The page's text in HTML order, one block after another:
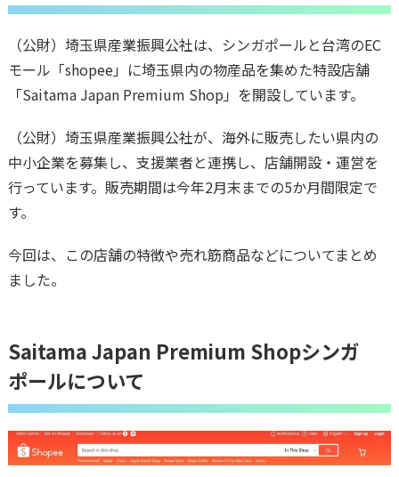
（公財）埼玉県産業振興公社は、シンガポールと台湾のEC
モール「shopee」に埼玉県内の物産品を集めた特設店舗
「Saitama Japan Premium Shop」を開設しています。
（公財）埼玉県産業振興公社が、海外に販売したい県内の
中小企業を募集し、支援業者と連携し、店舗開設・運営を
行っています。販売期間は今年2月末までの5か月間限定で
す。
今回は、この店舗の特徴や売れ筋商品などについてまとめ
ました。
Saitama Japan Premium Shopシンガ
ポールについて